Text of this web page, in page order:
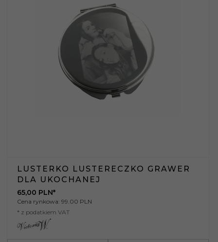
LUSTERKO LUSTERECZKO GRAWER
DLA UKOCHANEJ
65,00 PLN*
Cena rynkowa: 99.00 PLN
* z podatkiem VAT